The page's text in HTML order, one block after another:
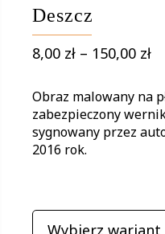
Deszcz
8,00 zł – 150,00 zł
Obraz malowany na
zabezpieczony
sygnowany przez
2016 rok.